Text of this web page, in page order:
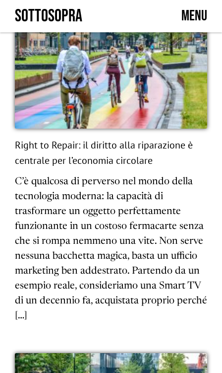
Skip
content
SOTTOSOPRA MENU
Right to Repair: il diritto alla riparazione è
centrale per l’economia circolare
C’è qualcosa di perverso nel mondo della
tecnologia moderna: la capacità di
trasformare un oggetto perfettamente
funzionante in un costoso fermacarte senza
che si rompa nemmeno una vite. Non serve
nessuna bacchetta magica, basta un ufficio
marketing ben addestrato. Partendo da un
esempio reale, consideriamo una Smart TV
di un decennio fa, acquistata proprio perché
[…]